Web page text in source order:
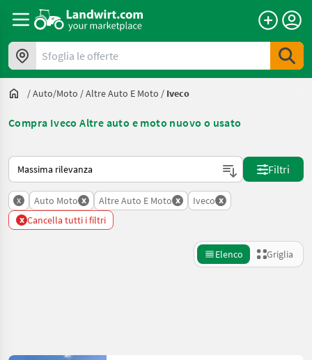
Sfoglia le offerte
/Auto/moto /Altre Auto E Moto / Iveco
Compra Iveco Altre auto e moto nuovo o usato
Ecco come viene ordinato su Landwirt.com
Filtri
x Auto Moto x Altre Auto E Moto x Iveco x
x Cancella tutti i filtri
Elenco Griglia